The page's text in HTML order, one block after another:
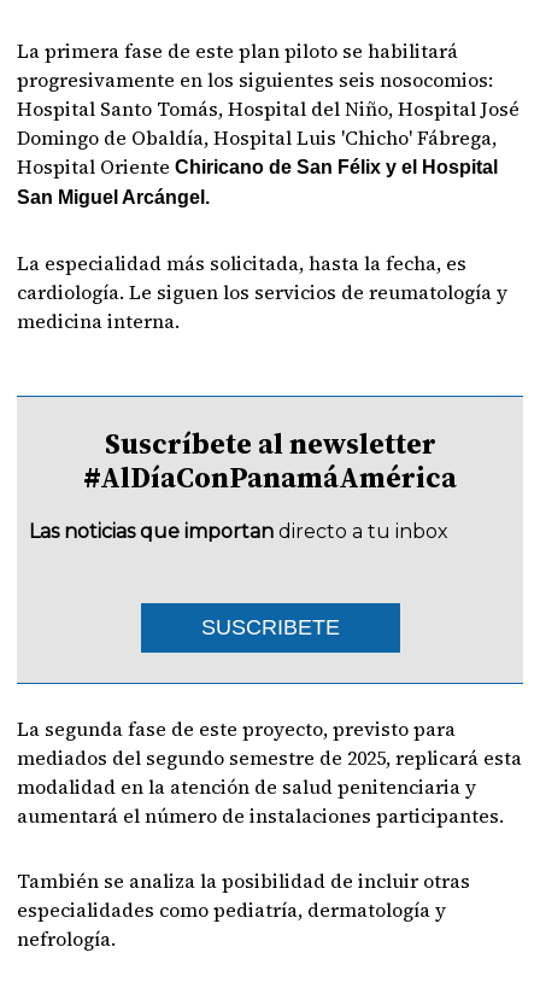
La primera fase de este plan piloto se habilitará
progresivamente en los siguientes seis nosocomios:
Hospital Santo Tomás, Hospital del Niño, Hospital José
Domingo de Obaldía, Hospital Luis 'Chicho' Fábrega,
Hospital OrienteChiricano de San Félix y el Hospital
San Miguel Arcángel.
La especialidad más solicitada, hasta la fecha, es
cardiología. Le siguen los servicios de reumatología y
medicina interna.
Suscríbete al newsletter
#AlDíaConPanamáAmérica
Las noticias que importan directo a tu inbox
SUSCRIBETE
La segunda fase de este proyecto, previsto para
mediados del segundo semestre de 2025, replicará esta
modalidad en la atención de salud penitenciaria y
aumentará el número de instalaciones participantes.
También se analiza la posibilidad de incluir otras
especialidades como pediatría, dermatología y
nefrología.